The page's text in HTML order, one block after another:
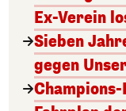
Ex-Verein
Sieben
gegen